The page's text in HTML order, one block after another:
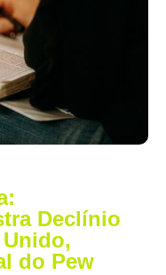
Declínio
do Pew